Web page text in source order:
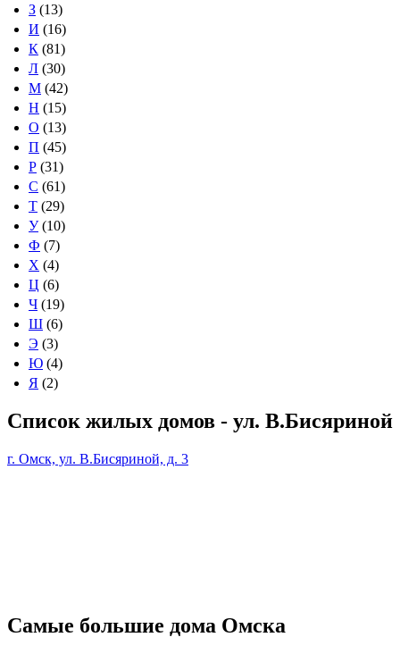
З (13)
И (16)
К (81)
Л (30)
М (42)
Н (15)
О (13)
П (45)
Р (31)
С (61)
Т (29)
У(10)
Ф (7)
Х (4)
Ц (6)
Ч (19)
Ш (6)
Э (3)
Ю (4)
Я (2)
Список жилых домов - ул. В.Бисяриной
г. Омск, ул. В.Бисяриной, д. 3
Самые большие дома Омска